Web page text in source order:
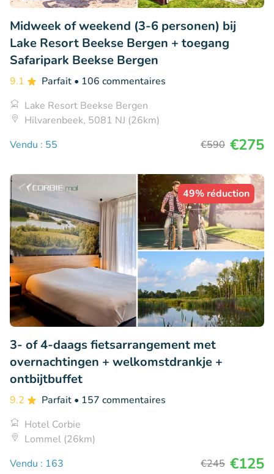
Midweek of weekend (3-6 personen) bij
Lake Resort Beekse Bergen + toegang
Safaripark Beekse Bergen
9.1 Parfait • 106 commentaires
Lake Resort Beekse Bergen
Hilvarenbeek, 5081 NJ (26km)
Vendu : 55
€590 €275
49% réduction
3- of 4-daags fietsarrangement met
overnachtingen + welkomstdrankje +
ontbijtbuffet
9.2 Parfait • 157 commentaires
Hotel Corbie
Lommel (26km)
Vendu : 163
€245 €125